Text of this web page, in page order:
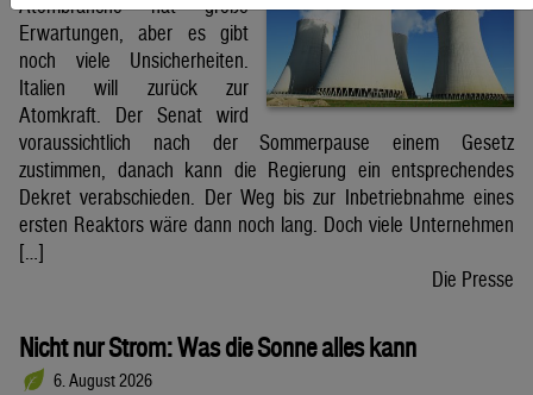
Atombranche hat große
Erwartungen, aber es gibt
noch viele Unsicherheiten.
Italien will zurück zur
Atomkraft. Der Senat wird
voraussichtlich nach der Sommerpause einem Gesetz
zustimmen, danach kann die Regierung ein entsprechendes
Dekret verabschieden. Der Weg bis zur Inbetriebnahme eines
ersten Reaktors wäre dann noch lang. Doch viele Unternehmen
[…]
Die Presse
Nicht nur Strom: Was die Sonne alles kann
6. August 2026